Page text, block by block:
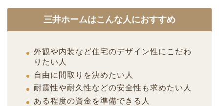
三井ホームはこんな人におすすめ
外観や内装など住宅のデザイン性にこだわ
りたい人
自由に間取りを決めたい人
耐震性や耐久性などの安全性も求めたい人
ある程度の資金を準備できる人